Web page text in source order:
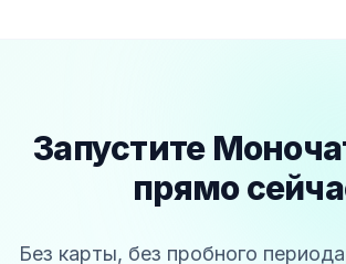
Запустите
прямо
Без карты, без пробного